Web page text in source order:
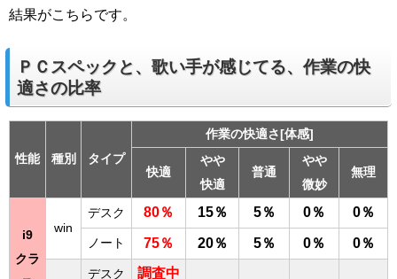
結果がこちらです。
ＰＣスペックと、歌い手が感じてる、作業の快
適さの比率
性能 種別 タイプ
作業の快適さ[体感]
快適
やや
快適
普通
やや
微妙
無理
i9
クラ
win
デスク 80％ 15％ 5％ 0％ 0％
ノート 75％ 20％ 5％ 0％ 0％
デスク 調査中